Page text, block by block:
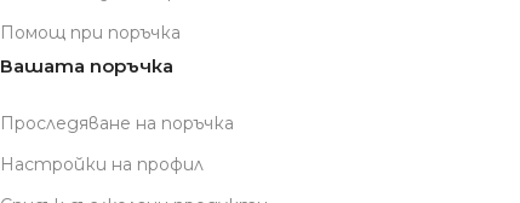
Помощ при поръчка
Вашата поръчка
Проследяване на поръчка
Настройки на профил